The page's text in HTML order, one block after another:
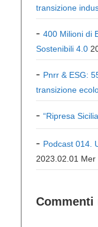
transizione
400 Milioni di
Sostenibili 4.0
Pnrr & ESG:
transizione
“Ripresa
Podcast 014.
2023.02.01 Mer
Commenti